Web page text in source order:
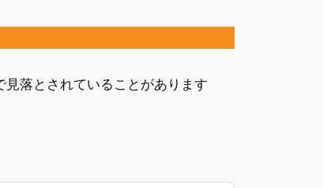
落とされていることがあります